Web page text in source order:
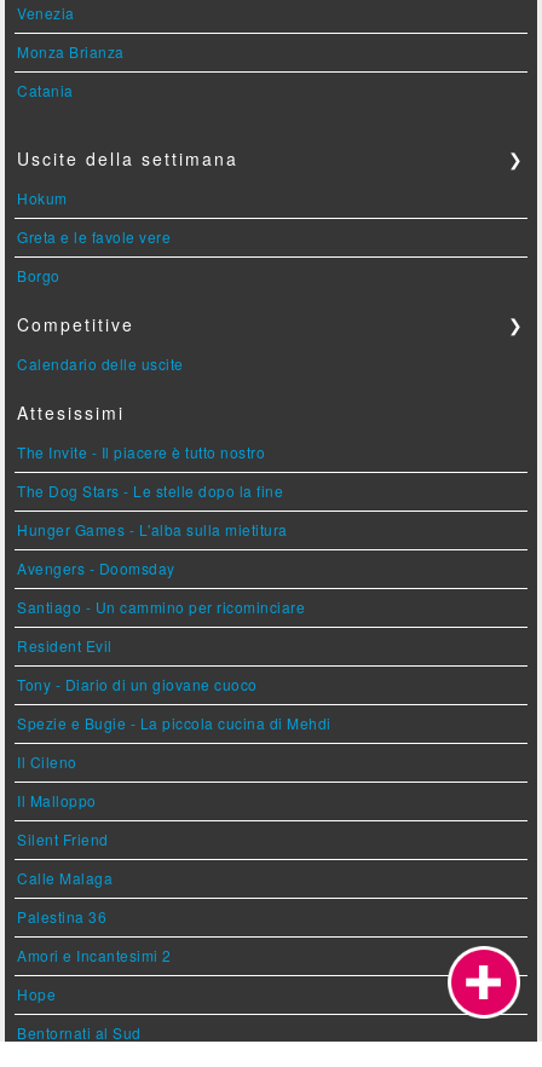
Venezia
Monza Brianza
Catania
Uscite della settimana ❯
Hokum
Greta e le favole vere
Borgo
Competitive ❯
Calendario delle uscite
Attesissimi
The Invite - Il piacere è tutto nostro
The Dog Stars - Le stelle dopo la fine
Hunger Games - L'alba sulla mietitura
Avengers - Doomsday
Santiago - Un cammino per ricominciare
Resident Evil
Tony - Diario di un giovane cuoco
Spezie e Bugie - La piccola cucina di Mehdi
Il Cileno
Il Malloppo
Silent Friend
Calle Malaga
Palestina 36
Amori e Incantesimi 2
Hope
Bentornati al Sud